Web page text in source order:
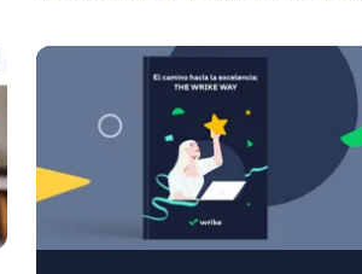
siguen estando en todas partes.
¿Deberías intentar reemplazarlas en
cada momento? ¿O simplemente
deberías aprender a adoptarlas
después de todo? Ninguna de las